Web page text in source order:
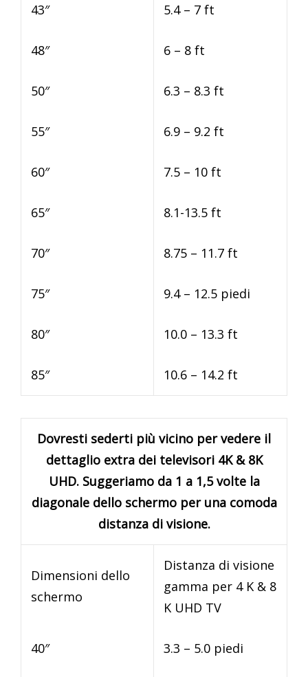
43″ 5.4 – 7 ft
48″ 6 – 8 ft
50″ 6.3 – 8.3 ft
55″ 6.9 – 9.2 ft
60″ 7.5 – 10 ft
65″ 8.1-13.5 ft
70″ 8.75 – 11.7 ft
75″ 9.4 – 12.5 piedi
80″ 10.0 – 13.3 ft
85″ 10.6 – 14.2 ft
Dovresti sederti più vicino per vedere il
dettaglio extra dei televisori 4K & 8K
UHD. Suggeriamo da 1 a 1,5 volte la
diagonale dello schermo per una comoda
distanza di visione.
Dimensioni dello
schermo
Distanza di visione
gamma per 4 K & 8
K UHD TV
40″ 3.3 – 5.0 piedi